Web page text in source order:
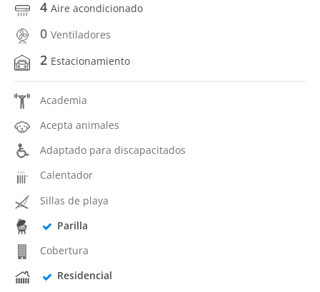
4 Aire acondicionado
0 Ventiladores
2 Estacionamiento
Academia
Acepta animales
Adaptado para discapacitados
Calentador
Sillas de playa
Parilla
Cobertura
Residencial